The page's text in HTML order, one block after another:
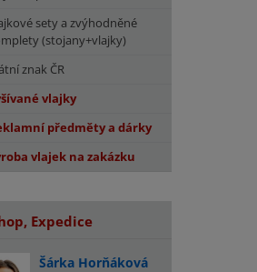
sety a zvýhodněné
(stojany+vlajky)
znak ČR
vlajky
předměty a dárky
vlajek na zakázku
Expedice
Šárka Horňáková